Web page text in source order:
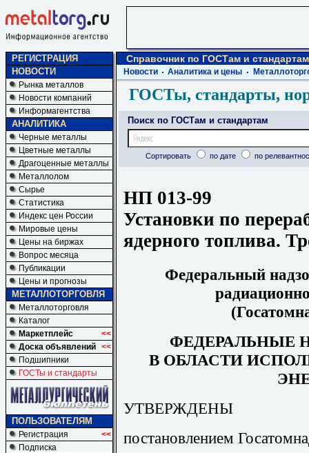
РЕГИСТРАЦИЯ
НОВОСТИ
Рынка металлов
Новости компаний
Информагентства
АНАЛИТИКА
Черные металлы
Цветные металлы
Драгоценные металлы
Металлолом
Сырье
Статистика
Индекс цен России
Мировые цены
Цены на биржах
Вопрос месяца
Публикации
Цены и прогнозы
МЕТАЛЛОТОРГОВЛЯ
Металлоторговля
Каталог
Маркетплейс
<<
Доска объявлений <<
Подшипники
ГОСТы и стандарты
ПОЛЬЗОВАТЕЛЯМ
Регистрация
<<
Подписка
Справочник по ГОСТам и стандартам
Новости Аналитика и цены
ГОСТы, стандарты,
Поиск по ГОСТам и стандартам
Сортировать по дате по
НП 013-99
Установки по
ядерного топлива.
Федеральный
ФЕДЕРАЛЬНЫЕ
В ОБЛАСТИ
УТВЕРЖДЕНЫ
постановлением